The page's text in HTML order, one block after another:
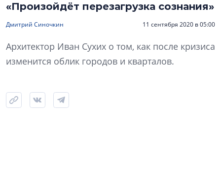
«Произойдёт перезагрузка сознания»
Дмитрий Синочкин 11 сентября 2020 в 05:00
Архитектор Иван Сухих о том, как после кризиса
изменится облик городов и кварталов.